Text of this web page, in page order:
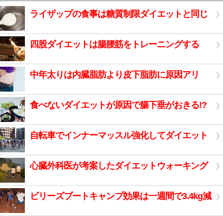
ライザップの食事は糖質制限ダイエットと同じ
四股ダイエットは腸腰筋をトレーニングする
中年太りは内臓脂肪より皮下脂肪に原因アリ
食べないダイエットが原因で腸下垂がおきる!?
自転車でインナーマッスル強化してダイエット
心臓外科医が考案したダイエットウォーキング
ビリーズブートキャンプ効果は一週間で3.4kg減